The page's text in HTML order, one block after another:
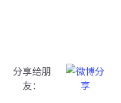
分享给朋
友：